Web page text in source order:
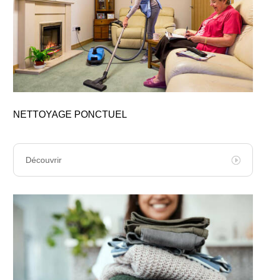
NETTOYAGE PONCTUEL
Découvrir